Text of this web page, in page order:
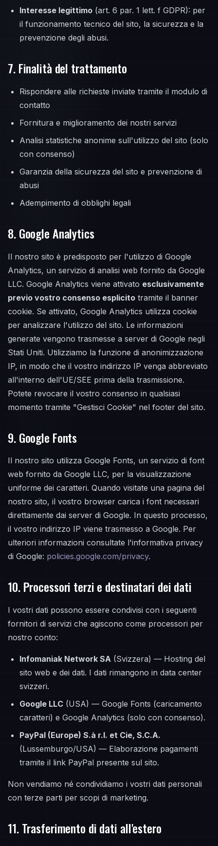
Interesse legittimo (art. 6 par. 1 lett. f GDPR): per
il funzionamento tecnico del sito, la sicurezza e la
prevenzione degli abusi.
7. Finalità del trattamento
Rispondere alle richieste inviate tramite il modulo di
contatto
Fornitura e miglioramento dei nostri servizi
Analisi statistiche anonime sull'utilizzo del sito (solo
con consenso)
Garanzia della sicurezza del sito e prevenzione di
abusi
Adempimento di obblighi legali
8. Google Analytics
Il nostro sito è predisposto per l'utilizzo di Google
Analytics, un servizio di analisi web fornito da Google
LLC. Google Analytics viene attivato esclusivamente
previo vostro consenso esplicito tramite il banner
cookie. Se attivato, Google Analytics utilizza cookie
per analizzare l'utilizzo del sito. Le informazioni
generate vengono trasmesse a server di Google negli
Stati Uniti. Utilizziamo la funzione di anonimizzazione
IP, in modo che il vostro indirizzo IP venga abbreviato
all'interno dell'UE/SEE prima della trasmissione.
Potete revocare il vostro consenso in qualsiasi
momento tramite "Gestisci Cookie" nel footer del sito.
9. Google Fonts
Il nostro sito utilizza Google Fonts, un servizio di font
web fornito da Google LLC, per la visualizzazione
uniforme dei caratteri. Quando visitate una pagina del
nostro sito, il vostro browser carica i font necessari
direttamente dai server di Google. In questo processo,
il vostro indirizzo IP viene trasmesso a Google. Per
ulteriori informazioni consultate l'informativa privacy
di Google: policies.google.com/privacy.
10. Processori terzi e destinatari dei dati
I vostri dati possono essere condivisi con i seguenti
fornitori di servizi che agiscono come processori per
nostro conto:
Infomaniak Network SA (Svizzera) — Hosting del
sito web e dei dati. I dati rimangono in data center
svizzeri.
Google LLC (USA) — Google Fonts (caricamento
caratteri) e Google Analytics (solo con consenso).
PayPal (Europe) S.à r.l. et Cie, S.C.A.
(Lussemburgo/USA) — Elaborazione pagamenti
tramite il link PayPal presente sul sito.
Non vendiamo né condividiamo i vostri dati personali
con terze parti per scopi di marketing.
11. Trasferimento di dati all'estero